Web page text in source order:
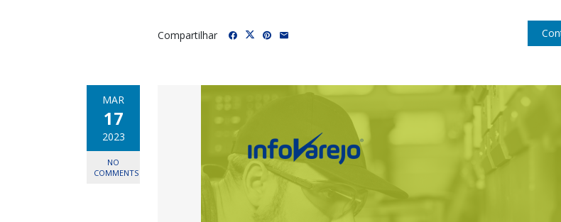
Compartilhar
MAR
17
2023
NO
COMMENTS